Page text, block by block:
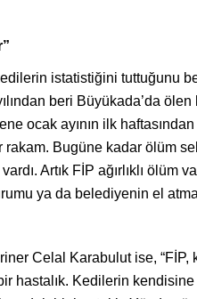
istatistiğini tuttuğunu
beri Büyükada’da
ocak ayının ilk
Bugüne kadar ölüm
Artık FİP ağırlıklı ölüm
ya da belediyenin el
Celal Karabulut ise,
hastalık. Kedilerin